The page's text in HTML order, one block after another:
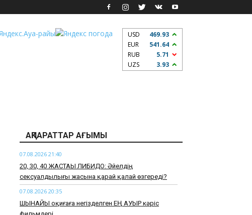
USD
469.93
EUR
541.64
RUB
5.71
UZS
3.93
АҚПАРАТТАР АҒЫМЫ
07.08.2026 21:40
​20, 30, 40 ЖАСТАҒЫ ЛИБИДО: Әйелдің
сексуалдылығы жасына қарай қалай өзгереді?
07.08.2026 20:35
​ШЫНАЙЫ оқиғаға негізделген ЕҢ АУЫР кәріс